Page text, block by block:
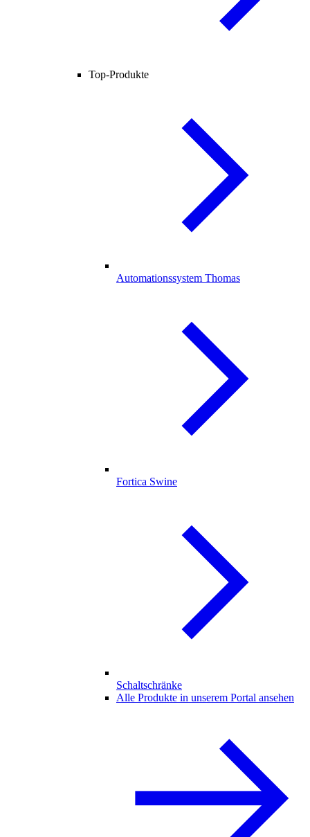
Top-Produkte
Automationssystem Thomas
Fortica Swine
Schaltschränke
Alle Produkte in unserem Portal ansehen